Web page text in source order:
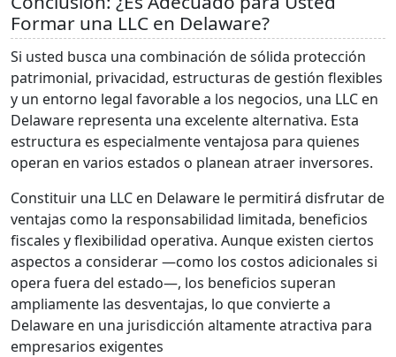
Formar una LLC en Delaware?
Si usted busca una combinación de sólida protección
patrimonial, privacidad, estructuras de gestión flexibles
y un entorno legal favorable a los negocios, una LLC en
Delaware representa una excelente alternativa. Esta
estructura es especialmente ventajosa para quienes
operan en varios estados o planean atraer inversores.
Constituir una LLC en Delaware le permitirá disfrutar de
ventajas como la responsabilidad limitada, beneficios
fiscales y flexibilidad operativa. Aunque existen ciertos
aspectos a considerar —como los costos adicionales si
opera fuera del estado—, los beneficios superan
ampliamente las desventajas, lo que convierte a
Delaware en una jurisdicción altamente atractiva para
empresarios exigentes